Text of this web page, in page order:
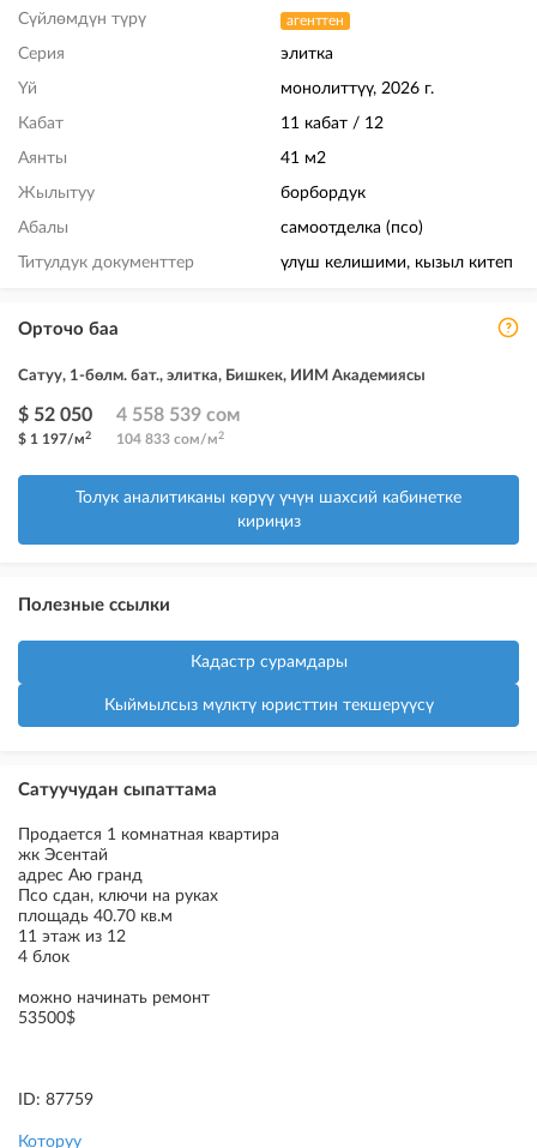
Сүйлөмдүн түрү агенттен
Серия элитка
Үй монолиттүү, 2026 г.
Кабат 11 кабат / 12
Аянты 41 м2
Жылытуу борбордук
Абалы самоотделка (псо)
Титулдук документтер үлүш келишими, кызыл китеп
Орточо баа
Сатуу, 1-бөлм. бат., элитка, Бишкек, ИИМ Академиясы
$ 52 050
$ 1 197/м2
4 558 539 сом
104 833 сом/м2
Толук аналитиканы көрүү үчүн шахсий кабинетке
кириңиз
Полезные ссылки
Кадастр сурамдары
Кыймылсыз мүлктү юристтин текшерүүсү
Сатуучудан сыпаттама
Продается 1 комнатная квартира
жк Эсентай
адрес Аю гранд
Псо сдан, ключи на руках
площадь 40.70 кв.м
11 этаж из 12
4 блок
можно начинать ремонт
53500$
ID: 87759
Которуу